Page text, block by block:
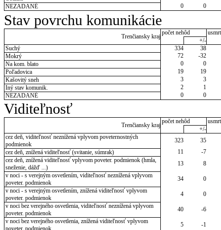
NEZADANÉ
0 0
Stav povrchu komunikácie
Trenčiansky kraj
počet nehôd
+/-
Suchý
334
38
Mokrý
72
-32
Na kom. blato
0
0
Poľadovica
19
19
Kašovitý sneh
3
3
Iný stav komunik.
2
1
NEZADANÉ
0 0
Viditeľnosť
Trenčiansky kraj
počet nehôd
+/-
cez deň, viditeľnosť neznížená vplyvom poveternostných
podmienok
323
35
cez deň, znížená viditeľnosť (svitanie, súmrak)
11
-7
cez deň, znížená viditeľnosť vplyvom poveter. podmienok (hmla,
sneženie, dážď ...)
13
8
v noci - s verejným osvetlením, viditeľnosť neznížená vplyvom
poveter. podmienok
34
0
v noci - s verejným osvetlením, znížená viditeľnosť vplyvom
poveter. podmienok
4
0
v noci bez verejného osvetlenia, viditeľnosť neznížená vplyvom
poveter. podmienok
40
-6
v noci bez verejného osvetlenia, znížená viditeľnosť vplyvom
poveter. podmienok
5
-1